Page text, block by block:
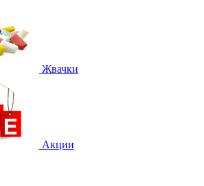
Жвачки
Акции